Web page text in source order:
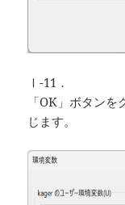
Ⅰ-11．
「OK」ボタン
じます。